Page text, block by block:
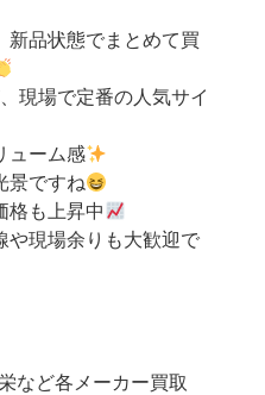
新品状態でまとめて買
現場で定番の人気サイ
ューム感
景ですね
格も上昇中
や現場余りも大歓迎で
など各メーカー買取